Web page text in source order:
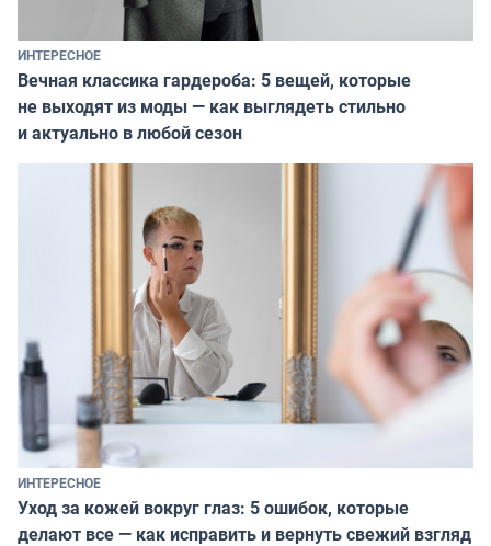
ИНТЕРЕСНОЕ
Вечная классика гардероба: 5 вещей, которые
не выходят из моды — как выглядеть стильно
и актуально в любой сезон
ИНТЕРЕСНОЕ
Уход за кожей вокруг глаз: 5 ошибок, которые
делают все — как исправить и вернуть свежий взгляд